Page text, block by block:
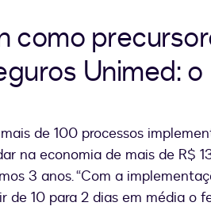
como
Unimed: o
de 100 processos
na economia de mais de R$
3 anos. “Com a
de 10 para 2 dias em média o